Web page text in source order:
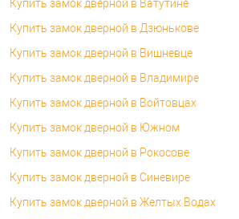
Купить замок дверной в Ватутине
Купить замок дверной в Дзюнькове
Купить замок дверной в Вишневце
Купить замок дверной в Владимире
Купить замок дверной в Войтовцах
Купить замок дверной в Южном
Купить замок дверной в Рокосове
Купить замок дверной в Синевире
Купить замок дверной в Желтых Водах